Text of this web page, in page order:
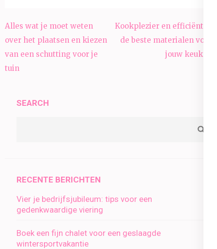
Post
navigation
Alles wat je moet weten
over het plaatsen en kiezen
van een schutting voor je
tuin
Kookplezier en efficiëntie:
de beste materialen voor
jouw keuken
SEARCH
RECENTE BERICHTEN
Vier je bedrijfsjubileum: tips voor een
gedenkwaardige viering
Boek een fijn chalet voor een geslaagde
wintersportvakantie